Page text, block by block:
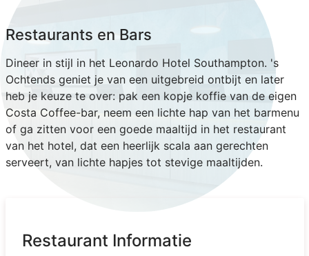
Restaurants en Bars
Dineer in stijl in het Leonardo Hotel Southampton. 's
Ochtends geniet je van een uitgebreid ontbijt en later
heb je keuze te over: pak een kopje koffie van de eigen
Costa Coffee-bar, neem een lichte hap van het barmenu
of ga zitten voor een goede maaltijd in het restaurant
van het hotel, dat een heerlijk scala aan gerechten
serveert, van lichte hapjes tot stevige maaltijden.
Restaurant Informatie